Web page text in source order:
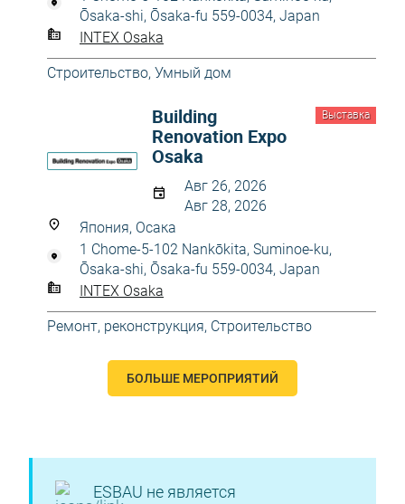
Ōsaka-shi, Ōsaka-fu 559-0034, Japan
INTEX Osaka
Строительство, Умный дом
Выставка
Building
Renovation Expo
Osaka
Авг 26, 2026
Авг 28, 2026
Япония, Осака
1 Chome-5-102 Nankōkita, Suminoe-ku,
Ōsaka-shi, Ōsaka-fu 559-0034, Japan
INTEX Osaka
Ремонт, реконструкция, Строительство
БОЛЬШЕ МЕРОПРИЯТИЙ
ESBAU не является